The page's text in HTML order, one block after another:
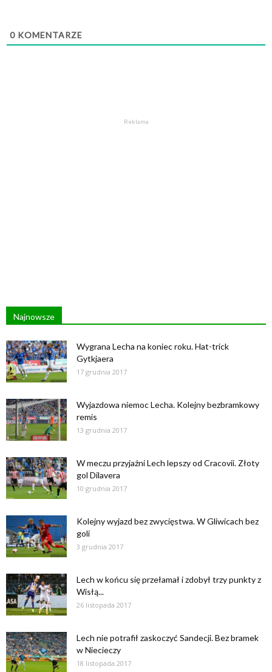
0 KOMENTARZE
Reklama
Najnowsze
Wygrana Lecha na koniec roku. Hat-trick
Gytkjaera
17 grudnia 2017
Wyjazdowa niemoc Lecha. Kolejny bezbramkowy
remis
13 grudnia 2017
W meczu przyjaźni Lech lepszy od Cracovii. Złoty
gol Dilavera
10 grudnia 2017
Kolejny wyjazd bez zwycięstwa. W Gliwicach bez
goli
3 grudnia 2017
Lech w końcu się przełamał i zdobył trzy punkty z
Wisłą...
26 listopada 2017
Lech nie potrafił zaskoczyć Sandecji. Bez bramek
w Niecieczy
18 listopada 2017